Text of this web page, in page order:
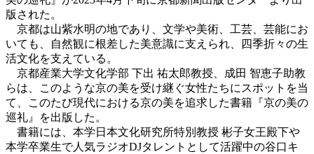
版された。
京都は山紫水明の地であり、文学や美術、工芸、芸能にお
いても、自然観に根差した美意識に支えられ、四季折々の生
活文化を支えている。
京都産業大学文化学部 下出 祐太郎教授、成田 智恵子助教
らは、このような京の美を受け継ぐ女性たちにスポットを当
て、このたび現代における京の美を追求した書籍『京の美の
巡礼』を出版した。
書籍には、本学日本文化研究所特別教授 彬子女王殿下や
本学卒業生で人気ラジオDJタレントとして活躍中の谷口キ